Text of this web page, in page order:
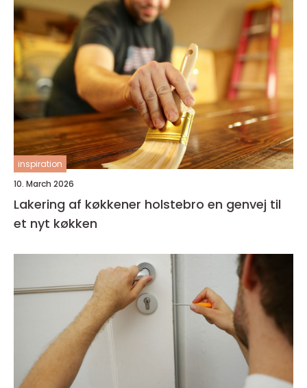
inspiration
10. March 2026
Lakering af køkkener holstebro en genvej til
et nyt køkken